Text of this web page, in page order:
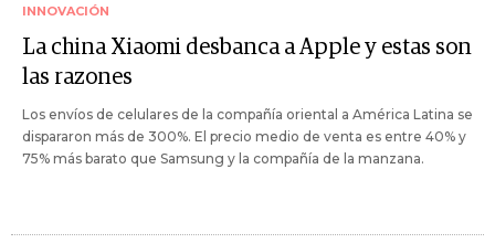
INNOVACIÓN
La china Xiaomi desbanca a Apple y estas son
las razones
Los envíos de celulares de la compañía oriental a América Latina se
dispararon más de 300%. El precio medio de venta es entre 40% y
75% más barato que Samsung y la compañía de la manzana.